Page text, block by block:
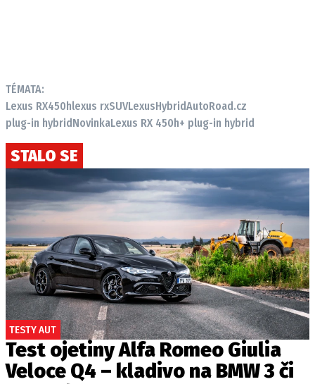
TÉMATA:
Lexus RX450hlexus rxSUVLexusHybridAutoRoad.cz
plug-in hybridNovinkaLexus RX 450h+ plug-in hybrid
STALO SE
TESTY AUT
Test ojetiny Alfa Romeo Giulia
Veloce Q4 – kladivo na BMW 3 či